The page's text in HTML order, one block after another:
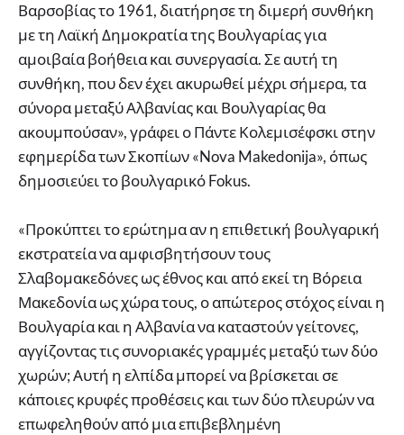
Βαρσοβίας το 1961, διατήρησε τη διμερή συνθήκη
με τη Λαϊκή Δημοκρατία της Βουλγαρίας για
αμοιβαία βοήθεια και συνεργασία. Σε αυτή τη
συνθήκη, που δεν έχει ακυρωθεί μέχρι σήμερα, τα
σύνορα μεταξύ Αλβανίας και Βουλγαρίας θα
ακουμπούσαν», γράφει ο Πάντε Κολεμισέφσκι στην
εφημερίδα των Σκοπίων «Nova Makedonija», όπως
δημοσιεύει το βουλγαρικό Fokus.
«Προκύπτει το ερώτημα αν η επιθετική βουλγαρική
εκστρατεία να αμφισβητήσουν τους
Σλαβομακεδόνες ως έθνος και από εκεί τη Βόρεια
Μακεδονία ως χώρα τους, ο απώτερος στόχος είναι η
Βουλγαρία και η Αλβανία να καταστούν γείτονες,
αγγίζοντας τις συνοριακές γραμμές μεταξύ των δύο
χωρών; Αυτή η ελπίδα μπορεί να βρίσκεται σε
κάποιες κρυφές προθέσεις και των δύο πλευρών να
επωφεληθούν από μια επιβεβλημένη